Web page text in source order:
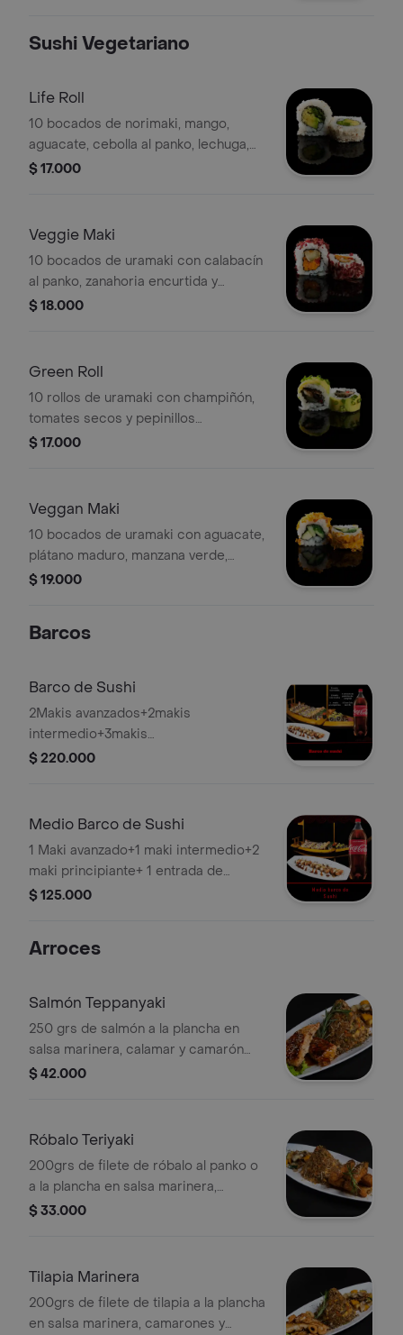
Sushi Vegetariano
Life Roll
10 bocados de norimaki, mango,
aguacate, cebolla al panko, lechuga,
ajonjolí negro, envuelto en frutos
$ 17.000
Veggie Maki
10 bocados de uramaki con calabacín
al panko, zanahoria encurtida y
pimentón rostizado, envueltos en
$ 18.000
Green Roll
10 rollos de uramaki con champiñón,
tomates secos y pepinillos
encurtidos, cubiertos de aguacate y
$ 17.000
Veggan Maki
10 bocados de uramaki con aguacate,
plátano maduro, manzana verde,
espárragos, pepino y wakame,
$ 19.000
Barcos
Barco de Sushi
2Makis avanzados+2makis
intermedio+3makis
principiantes+1entrada palmitos de
$ 220.000
Medio Barco de Sushi
1 Maki avanzado+1 maki intermedio+2
maki principiante+ 1 entrada de
palmitos de cangrejo + 1 coca-cola
$ 125.000
Arroces
Salmón Teppanyaki
250 grs de salmón a la plancha en
salsa marinera, calamar y camarón
salteados con salsa soya, sal,
espárragos.
$ 42.000
Róbalo Teriyaki
200grs de filete de róbalo al panko o
a la plancha en salsa marinera,
calamares y camarones, salteados
ensalada kyoto.
$ 33.000
Tilapia Marinera
200grs de filete de tilapia a la plancha
en salsa marinera, camarones y